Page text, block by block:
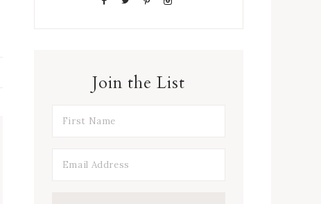
Join the List